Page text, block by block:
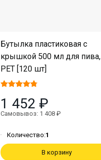
Бутылка пластиковая с
крышкой 500 мл для пива,
PET [120 шт]
1 452 ₽
Самовывоз: 1 408 ₽
Количество:1
В корзину